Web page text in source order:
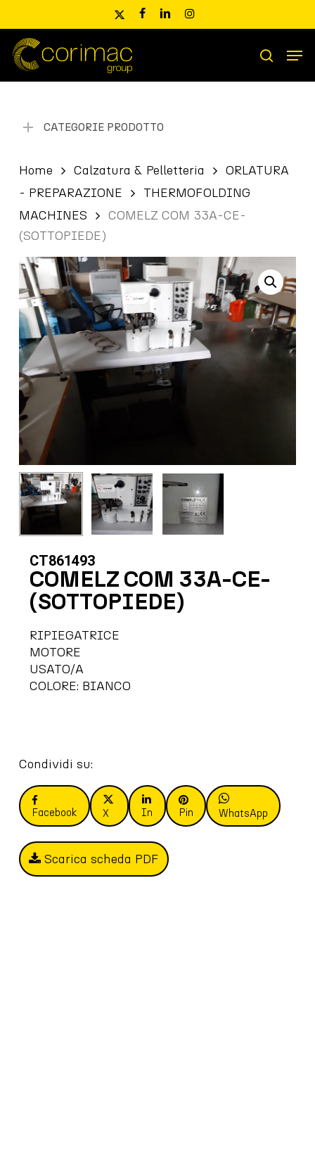
main
content
x-
facebooklinkedininstagram
Ricerca
prodotti
search
CATEGORIE PRODOTTO
Home Calzatura & Pelletteria
ORLATURA
- PREPARAZIONE
THERMOFOLDING
MACHINES
COMELZ COM 33A-CE-
(SOTTOPIEDE)
CT861493
COMELZ COM 33A-CE-
(SOTTOPIEDE)
RIPIEGATRICE
MOTORE
USATO/A
COLORE: BIANCO
Condividi su:
Facebook X In Pin WhatsApp
Scarica scheda PDF